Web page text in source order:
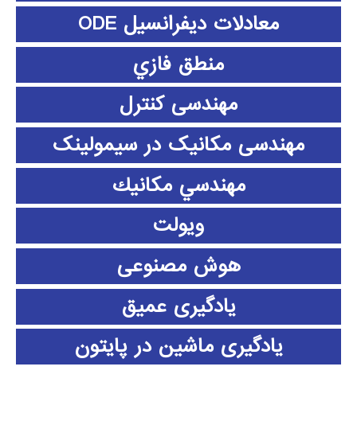
معادلات دیفرانسیل ODE
منطق فازي
مهندسی کنترل
مهندسی مکانیک در سیمولینک
مهندسي مكانيك
ویولت
هوش مصنوعی
یادگیری عمیق
یادگیری ماشین در پایتون